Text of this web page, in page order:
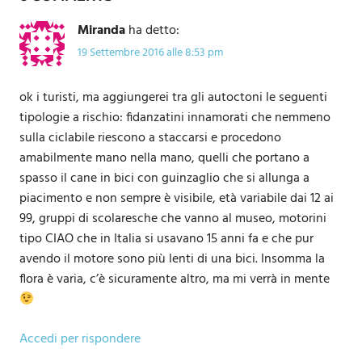
Mirandaha detto:
19 Settembre 2016 alle 8:53 pm
ok i turisti, ma aggiungerei tra gli autoctoni le seguenti
tipologie a rischio: fidanzatini innamorati che nemmeno
sulla ciclabile riescono a staccarsi e procedono
amabilmente mano nella mano, quelli che portano a
spasso il cane in bici con guinzaglio che si allunga a
piacimento e non sempre è visibile, età variabile dai 12 ai
99, gruppi di scolaresche che vanno al museo, motorini
tipo CIAO che in Italia si usavano 15 anni fa e che pur
avendo il motore sono più lenti di una bici. Insomma la
flora è varia, c’è sicuramente altro, ma mi verrà in mente
Accedi per rispondere